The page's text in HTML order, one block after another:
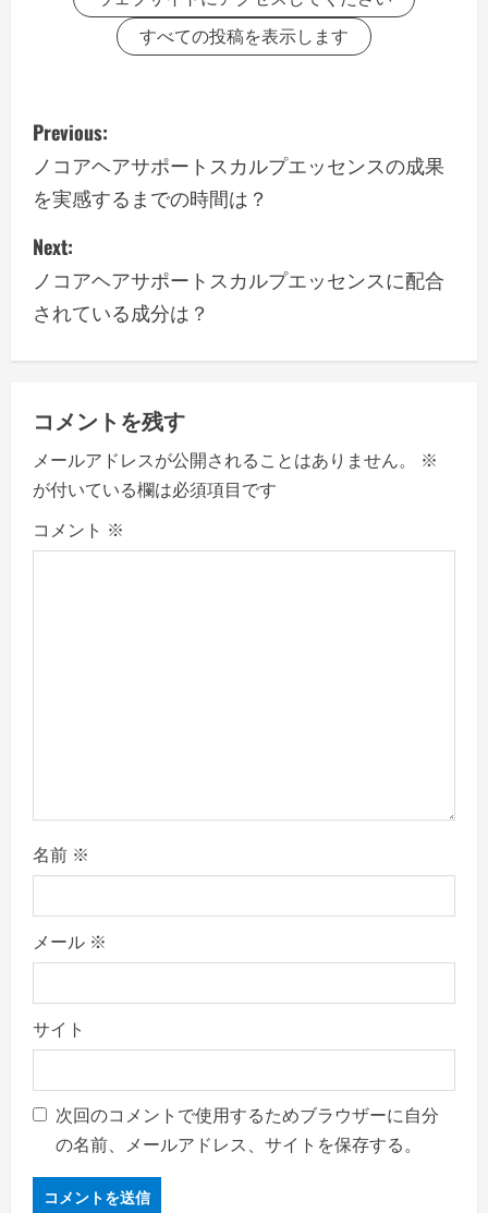
すべての投稿を表示します
P
o
s
t
n
a
i
g
a
Previous:
ノコアヘアサポートスカルプエッセンスの成果
を実感するまでの時間は？
Next:
ノコアヘアサポートスカルプエッセンスに配合
されている成分は？
コメントを残す
メールアドレスが公開されることはありません。
※
が付いている欄は必須項目です
コメント ※
名前 ※
メール ※
サイト
次回のコメントで使用するためブラウザーに自分
の名前、メールアドレス、サイトを保存する。